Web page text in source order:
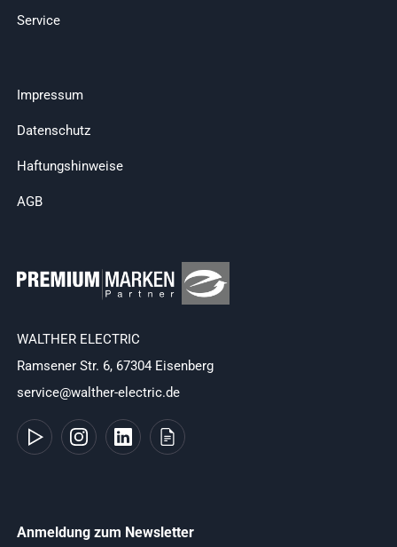
Service
Impressum
Datenschutz
Haftungshinweise
AGB
WALTHER ELECTRIC
Ramsener Str. 6, 67304 Eisenberg
service@walther-electric.de
Anmeldung zum Newsletter